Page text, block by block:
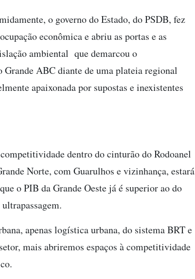
o governo do Estado, do PSDB, fez
econômica e abriu as portas e as
ambiental que demarcou o
ABC diante de uma plateia regional
apaixonada por supostas e inexistentes
dentro do cinturão do Rodoanel
Norte, com Guarulhos e vizinhança, estará
o PIB da Grande Oeste já é superior ao do
apenas logística urbana, do sistema BRT e
mais abriremos espaços à competitividade